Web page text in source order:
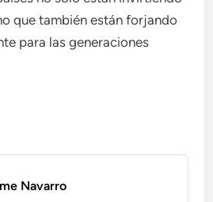
que también están forjando
para las generaciones
Navarro